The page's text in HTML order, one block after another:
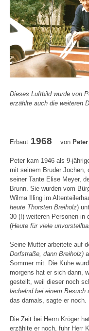
Dieses Luftbild wurde von
erzählte auch die weiteren
Erbaut 1968 von Peter
Peter kam 1946 als 9-
mit seinem Bruder Jochen,
seiner Tante Elise Meyer,
Brunn. Sie wurden vom
Wilma Illing im
heute Thorsten Breiholz)
30 (!) weiteren Personen in
(Heute für viele
Seine Mutter arbeitete auf
Dorfstraße, dann Breiholz)
Sommer mit. Die Kühe
morgens hat er sich dann,
gestellt, weil dieser noch
lächelnd bei einem Besuch
das damals, sagte er noch.
Die Zeit bei Herrn Kröger
erzählte er noch, fuhr Herr